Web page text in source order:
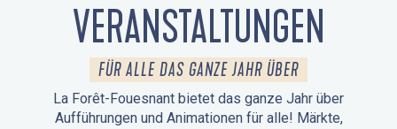
VERANSTALTUNGEN
FÜR ALLE DAS GANZE JAHR ÜBER
La Forêt-Fouesnant bietet das ganze Jahr über
Aufführungen und Animationen für alle! Märkte,